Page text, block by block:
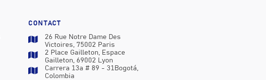
CONTACT

26 Rue Notre Dame Des
Victoires, 75002 Paris

2 Place Gailleton, Espace
Gailleton, 69002 Lyon

Carrera 13a # 89 - 31Bogotá,
Colombia